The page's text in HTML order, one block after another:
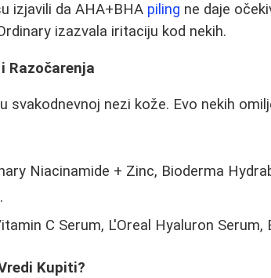
izjavili da AHA+BHA piling ne daje
izazvala iritaciju kod nekih.
Razočarenja
svakodnevnoj nezi kože. Evo nekih
Niacinamide + Zinc, Bioderma
C Serum, L'Oreal Hyaluron Serum,
Kupiti?